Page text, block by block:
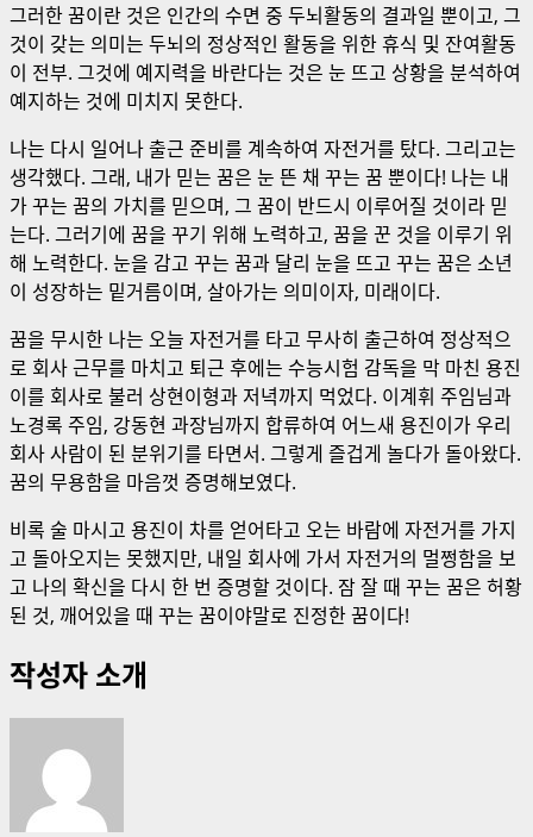
그러한 꿈이란 것은 인간의 수면 중 두뇌활동의 결과일 뿐이고, 그
것이 갖는 의미는 두뇌의 정상적인 활동을 위한 휴식 및 잔여활동
이 전부. 그것에 예지력을 바란다는 것은 눈 뜨고 상황을 분석하여
예지하는 것에 미치지 못한다.
나는 다시 일어나 출근 준비를 계속하여 자전거를 탔다. 그리고는
생각했다. 그래, 내가 믿는 꿈은 눈 뜬 채 꾸는 꿈 뿐이다! 나는 내
가 꾸는 꿈의 가치를 믿으며, 그 꿈이 반드시 이루어질 것이라 믿
는다. 그러기에 꿈을 꾸기 위해 노력하고, 꿈을 꾼 것을 이루기 위
해 노력한다. 눈을 감고 꾸는 꿈과 달리 눈을 뜨고 꾸는 꿈은 소년
이 성장하는 밑거름이며, 살아가는 의미이자, 미래이다.
꿈을 무시한 나는 오늘 자전거를 타고 무사히 출근하여 정상적으
로 회사 근무를 마치고 퇴근 후에는 수능시험 감독을 막 마친 용진
이를 회사로 불러 상현이형과 저녁까지 먹었다. 이계휘 주임님과
노경록 주임, 강동현 과장님까지 합류하여 어느새 용진이가 우리
회사 사람이 된 분위기를 타면서. 그렇게 즐겁게 놀다가 돌아왔다.
꿈의 무용함을 마음껏 증명해보였다.
비록 술 마시고 용진이 차를 얻어타고 오는 바람에 자전거를 가지
고 돌아오지는 못했지만, 내일 회사에 가서 자전거의 멀쩡함을 보
고 나의 확신을 다시 한 번 증명할 것이다. 잠 잘 때 꾸는 꿈은 허황
된 것, 깨어있을 때 꾸는 꿈이야말로 진정한 꿈이다!
작성자 소개